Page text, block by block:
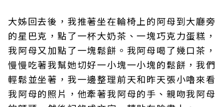
大姊回去後，我推著坐在輪椅上的阿母到大廳旁
的星巴克，點了一杯大奶茶、一塊巧克力蛋糕，
我阿母又加點了一塊鬆餅。我阿母喝了幾口茶，
慢慢吃著我幫她切好一小塊一小塊的鬆餅，我們
輕鬆並坐著，我一邊整理前天和昨天張小嚕來看
我阿母的照片，他牽著我阿母的手、親吻我阿母